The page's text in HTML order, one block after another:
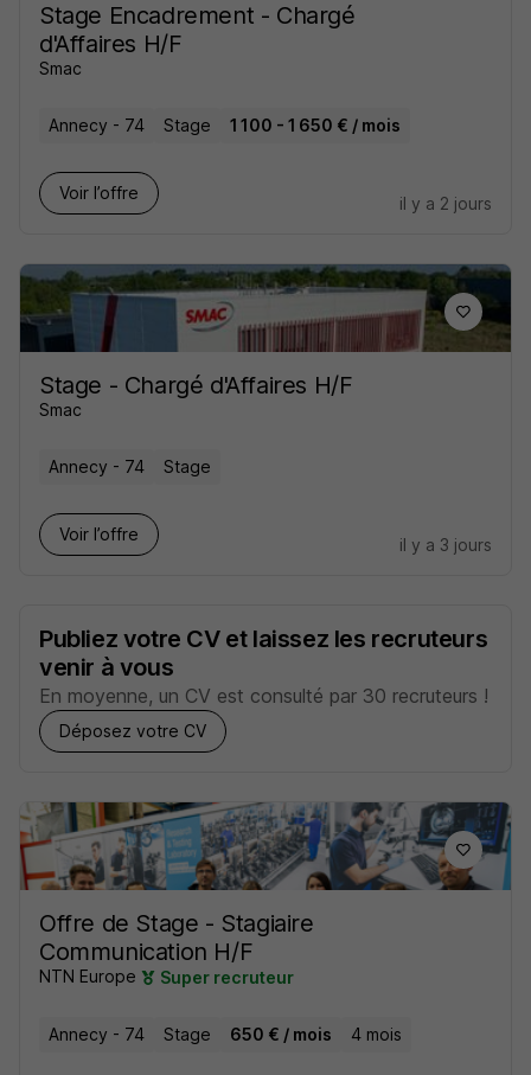
Stage Encadrement - Chargé
d'Affaires H/F
Smac
Annecy - 74 Stage 1 100 - 1 650 € / mois
Voir l’offre
il y a 2 jours
Stage - Chargé d'Affaires H/F
Smac
Annecy - 74 Stage
Voir l’offre
il y a 3 jours
Publiez votre CV et laissez les recruteurs
venir à vous
En moyenne, un CV est consulté par 30 recruteurs !
Déposez votre CV
Offre de Stage - Stagiaire
Communication H/F
NTN Europe Super recruteur
Annecy - 74 Stage 650 € / mois 4 mois